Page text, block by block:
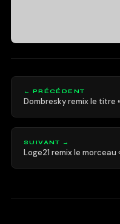
← PRÉCÉDENT
Dombresky remix le titre
SUIVANT →
Loge21 remix le